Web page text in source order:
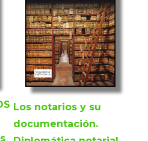
Los notarios y su
documentación.